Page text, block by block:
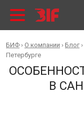
БИФ › О компании › Блог ›
Петербурге
В